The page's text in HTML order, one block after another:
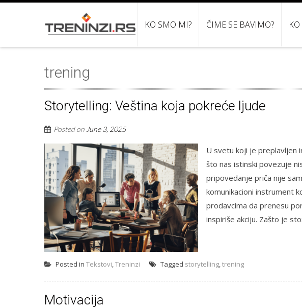
KO SMO MI? ČIME SE BAVIMO?
trening
Storytelling: Veština koja pokreće ljude
Posted on June 3, 2025
U svetu koji je preplavljen
što nas istinski povezuje
pripovedanje priča nije
komunikacioni instrument
prodavcima da prenesu
inspiriše akciju. Zašto je
Posted in Tekstovi,Treninzi Tagged storytelling,trening
Motivacija